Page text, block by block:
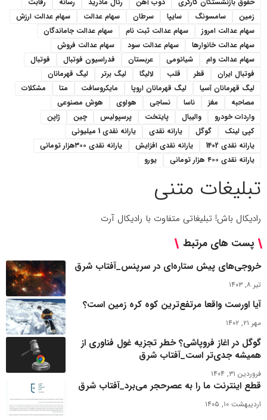
حقوق بازنشستگان کارگری
ذوب آهن رئال مادرید رسانه
رقابت
زمین
سامسونگ سایپا سرطان سهام عدالت
سهام عدالت ارزش
سهام عدالت امروز
سهام عدالت ثبت نام
سهام عدالت جاماندگان
سهام عدالت خانوارها
سهام عدالت سود
سهام عدالت فروش
سهام عدالت وام
شیائومی عربستان فدراسیون فوتبال
فوتبال
فوتبال ایران
قطر قلب لالیگا لیگ برتر
لیگ قهرمانان
لیگ قهرمانان آسیا
لیگ قهرمانان اروپا مایکروسافت متا
مشکلات
مصاحبه
مغز ناسا نساجی هواوی
هوش مصنوعی
واردات خودرو
والیبال پایتخت پرسپولیس چین
ژاپن
کپی لینک
گوگل یارانه نقدی
یارانه نقدی 1 میلیونی
یارانه نقدی 1402
یارانه نقدی افزایش
یارانه نقدی ۳۰۰هزار تومانی
یارانه نقدی ۴۰۰ هزار تومانی
یورو
تبلیغات متنی
رادیکال باش! تبلیغاتی متفاوت با رادیکال آرت
پست های مرتبط
خروجی‌های پیش ستاره‌ای در سرپنس_آفتاب شرق
تیر ۸, ۱۴۰۳
آیا اورست واقعا مرتفع‌ترین کوه کره زمین است؟
مهر ۲۱, ۱۴۰۲
گوگل در اغاز فروپاشی؟ خطر تجزیه غول فناوری از
همیشه جدی‌تر است_آفتاب شرق
فروردین ۳۱, ۱۴۰۴
قطع اینترنت ما را به عصرحجر می‌برد_آفتاب شرق
اردیبهشت ۱۰, ۱۴۰۵